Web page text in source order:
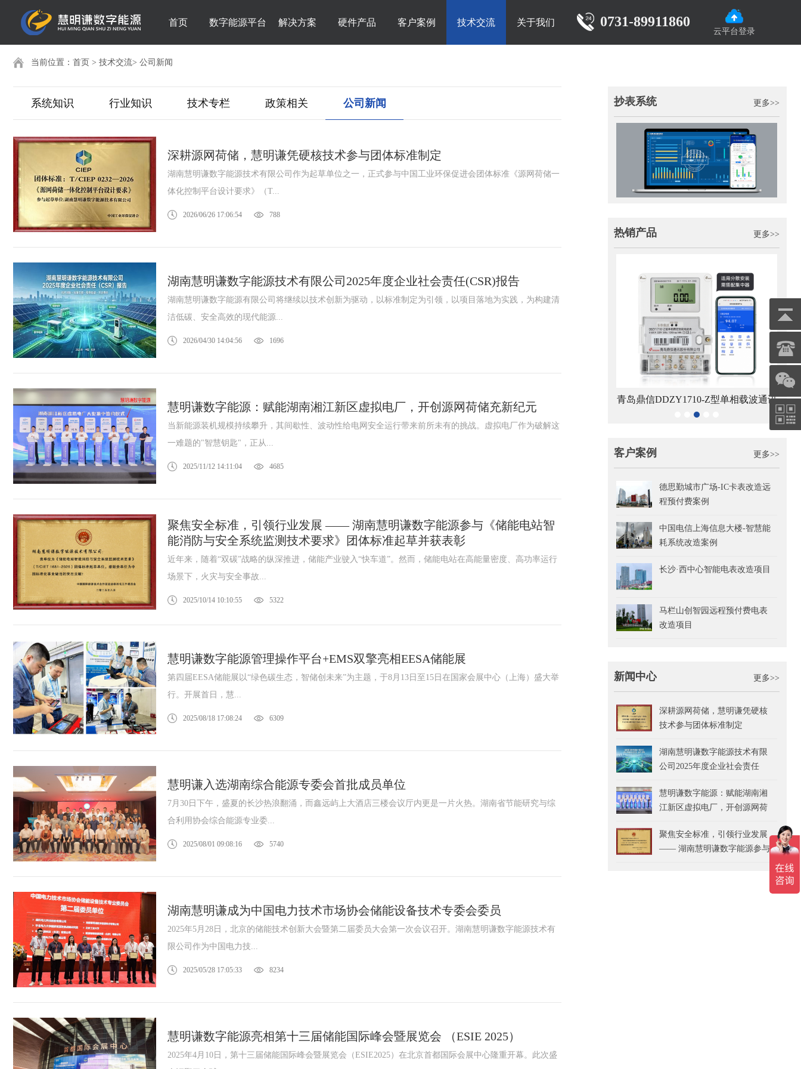
云平台登录
0731-89911860
首页 数字能源平台 解决方案 硬件产品 客户案例 技术交流 关于我们
当前位置： 首页 > 技术交流> 公司新闻
系统知识 行业知识 技术专栏 政策相关 公司新闻
深耕源网荷储，慧明谦凭硬核技术参与团体标准制定
湖南慧明谦数字能源技术有限公司作为起草单位之一，正式参与中国工业环保促进会团体标准《源网荷储一
体化控制平台设计要求》（T...
2026/06/26 17:06:54 788
湖南慧明谦数字能源技术有限公司2025年度企业社会责任(CSR)报告
湖南慧明谦数字能源有限公司将继续以技术创新为驱动，以标准制定为引领，以项目落地为实践，为构建清
洁低碳、安全高效的现代能源...
2026/04/30 14:04:56 1696
慧明谦数字能源：赋能湖南湘江新区虚拟电厂，开创源网荷储充新纪元
当新能源装机规模持续攀升，其间歇性、波动性给电网安全运行带来前所未有的挑战。虚拟电厂作为破解这
一难题的"智慧钥匙"，正从...
2025/11/12 14:11:04 4685
聚焦安全标准，引领行业发展 —— 湖南慧明谦数字能源参与《储能电站智
能消防与安全系统监测技术要求》团体标准起草并获表彰
近年来，随着“双碳”战略的纵深推进，储能产业驶入“快车道”。然而，储能电站在高能量密度、高功率运行
场景下，火灾与安全事故...
2025/10/14 10:10:55 5322
慧明谦数字能源管理操作平台+EMS双擎亮相EESA储能展
第四届EESA储能展以“绿色碳生态，智储创未来”为主题，于8月13日至15日在国家会展中心（上海）盛大举
行。开展首日，慧...
2025/08/18 17:08:24 6309
慧明谦入选湖南综合能源专委会首批成员单位
7月30日下午，盛夏的长沙热浪翻涌，而鑫远屿上大酒店三楼会议厅内更是一片火热。湖南省节能研究与综
合利用协会综合能源专业委...
2025/08/01 09:08:16 5740
湖南慧明谦成为中国电力技术市场协会储能设备技术专委会委员
2025年5月28日，北京的储能技术创新大会暨第二届委员大会第一次会议召开。湖南慧明谦数字能源技术有
限公司作为中国电力技...
2025/05/28 17:05:33 8234
慧明谦数字能源亮相第十三届储能国际峰会暨展览会 （ESIE 2025）
2025年4月10日，第十三届储能国际峰会暨展览会（ESIE2025）在北京首都国际会展中心隆重开幕。此次盛
抄表系统 更多>>
热销产品 更多>>
鑫腾越LXSF电子远传智能水表 宁波三星DDZY188-Z型4G通讯智能电
能表
杭州海兴DDZY208-Z型RS485通讯智
能电能表
青岛鼎信DDZY1710-Z型单相载波通讯
智能电能表
二代蓝牙抄表终端
客户案例 更多>>
德思勤城市广场-IC卡表改造远
程预付费案例
中国电信上海信息大楼-智慧能
耗系统改造案例
长沙·西中心智能电表改造项目
马栏山创智园远程预付费电表
改造项目
新闻中心 更多>>
深耕源网荷储，慧明谦凭硬核
技术参与团体标准制定
湖南慧明谦数字能源技术有限
公司2025年度企业社会责任
慧明谦数字能源：赋能湖南湘
江新区虚拟电厂，开创源网荷
聚焦安全标准，引领行业发展
—— 湖南慧明谦数字能源参与